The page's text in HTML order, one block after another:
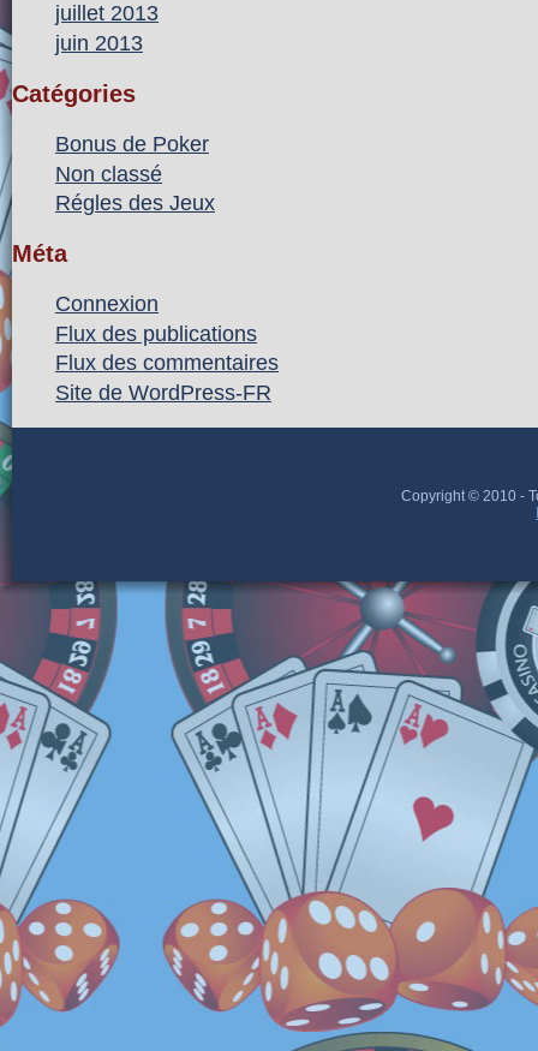
juillet 2013
juin 2013
Catégories
Bonus de Poker
Non classé
Régles des Jeux
Méta
Connexion
Flux des publications
Flux des commentaires
Site de WordPress-FR
Copyright © 2010 -